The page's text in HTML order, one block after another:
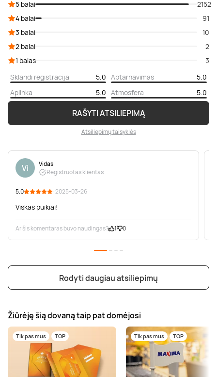
RAŠYTI ATSILIEPIMĄ
Atsiliepimų taisyklės
5 balai
2152
4 balai
91
3 balai
10
2 balai
2
1 balas
3
Sklandi registracija
5.0 Aptarnavimas
5.0
Aplinka
5.0 Atmosfera 5.0
Vi
Vidas
Registruotas klientas
5.0 · 2025-03-26
Viskas puikiai!
Ar šis komentaras buvo naudingas? 1 0
Rodyti daugiau atsiliepimų
Žiūrėję šią dovaną taip pat domėjosi
Tik pas mus TOP Tik pas mus TOP